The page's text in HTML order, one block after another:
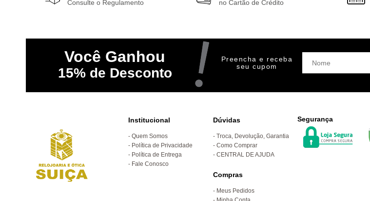
Consulte o Regulamento no Cartão de Crédito
Você Ganhou
15%de Desconto
Preencha e receba
seu cupom
Institucional
Quem Somos
Política de Privacidade
Política de Entrega
Fale Conosco
Dúvidas
Troca, Devolução, Garantia
Como Comprar
CENTRAL DE AJUDA
Compras
Meus Pedidos
Segurança